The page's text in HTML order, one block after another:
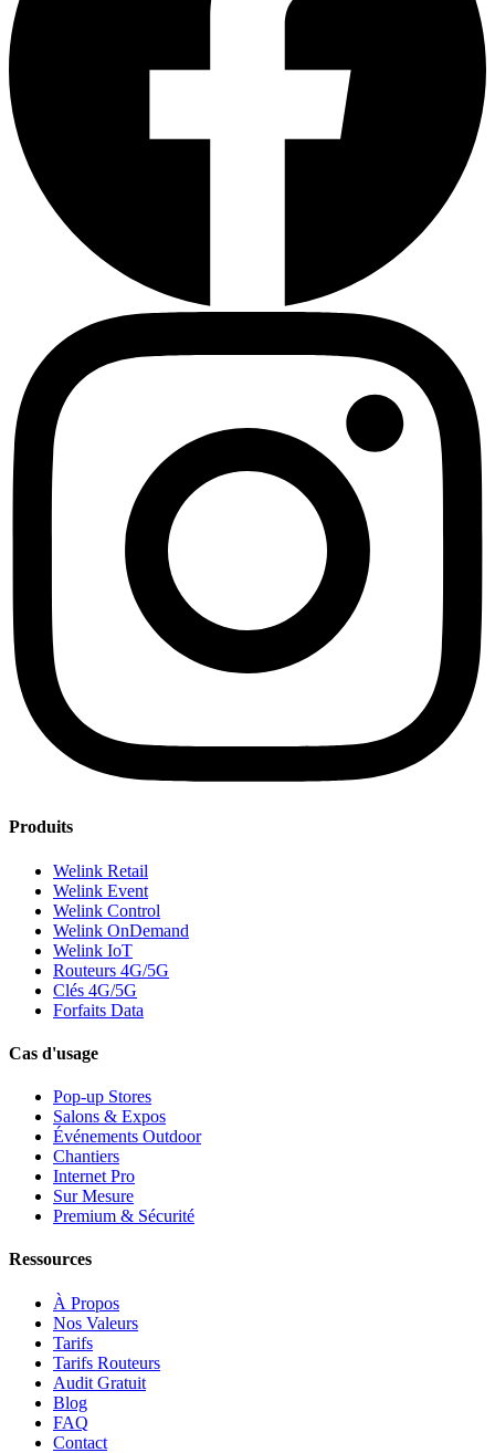
Produits
Welink Retail
Welink Event
Welink Control
Welink OnDemand
Welink IoT
Routeurs 4G/5G
Clés 4G/5G
Forfaits Data
Cas d'usage
Pop-up Stores
Salons & Expos
Événements Outdoor
Chantiers
Internet Pro
Sur Mesure
Premium & Sécurité
Ressources
À Propos
Nos Valeurs
Tarifs
Tarifs Routeurs
Audit Gratuit
Blog
FAQ
Contact